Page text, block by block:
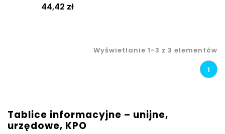
44,42 zł
Wyświetlanie 1-3 z 3 elementów
1
Tablice informacyjne – unijne,
urzędowe, KPO